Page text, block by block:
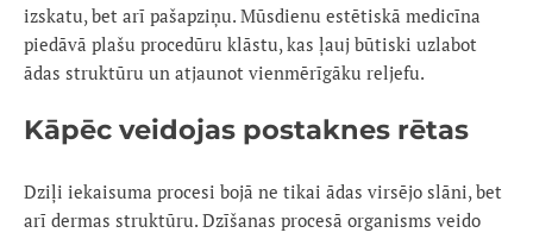
izskatu, bet arī pašapziņu. Mūsdienu estētiskā medicīna
piedāvā plašu procedūru klāstu, kas ļauj būtiski uzlabot
ādas struktūru un atjaunot vienmērīgāku reljefu.
Kāpēc veidojas postaknes rētas
Dziļi iekaisuma procesi bojā ne tikai ādas virsējo slāni, bet
arī dermas struktūru. Dzīšanas procesā organisms veido